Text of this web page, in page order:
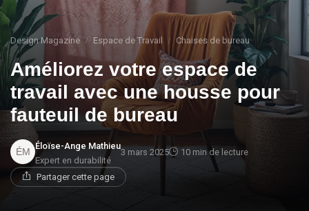
Design Magazine Espace de Travail Chaises de bureau
Améliorez votre espace de
travail avec une housse pour
fauteuil de bureau
Éloïse-Ange Mathieu
Expert en durabilité
3 mars 2025 10 min de lecture
Partager cette page